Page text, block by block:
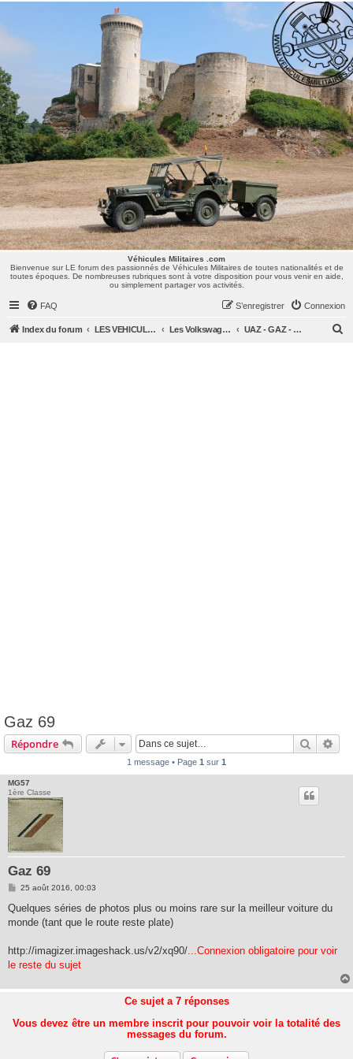
Véhicules Militaires .com
Bienvenue sur LE forum des passionnés de Véhicules Militaires de toutes nationalités et de
toutes époques. De nombreuses rubriques sont à votre disposition pour vous venir en aide,
ou simplement partager vos activités.
Véhicules Militaires .com
Bienvenue sur LE forum des passionnés de Véhicules Militaires de toutes nationalités et de
toutes époques. De nombreuses rubriques sont à votre disposition pour vous venir en aide,
ou simplement partager vos activités.
FAQ Connexion
S’enregistrer
Index du forum LES VEHICULES MILITAIRES Les Volkswagen, Mercedes, Opel, Zis, Lancia, GAZ,... UAZ - GAZ - BTR - Véhicules Russes en général
Gaz 69
Répondre
1 message • Page 1 sur 1
MG57
1ère Classe
Gaz 69
M
s
a
25 août 2016, 00:03
Quelques séries de photos plus ou moins rare sur la meilleur voiture du
monde (tant que le route reste plate)
http://imagizer.imageshack.us/v2/xq90/ ...Connexion obligatoire pour voir
le reste du sujet
Ce sujet a 7réponses
Vous devez être un membre inscrit pour pouvoir voir la totalité des
messages du forum.